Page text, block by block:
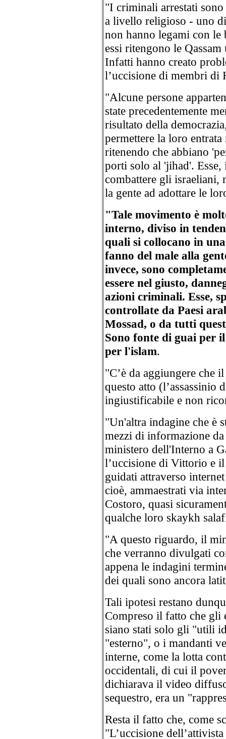
"I criminali arrestati
a livello religioso - uno
non hanno legami con le
essi ritengono le
Infatti hanno creato
l’uccisione di membri di
"Alcune persone
state precedentemente
risultato della
permettere la loro
ritenendo che abbiano
porti solo al 'jihad'.
combattere gli israeliani,
la gente ad adottare le
"Tale movimento è
interno, diviso in
quali si collocano in
fanno del male alla
invece, sono
essere nel giusto,
azioni criminali. Esse,
controllate da Paesi
Mossad, o da tutti
Sono fonte di guai per
per l'islam.
"C’è da aggiungere che
questo atto
ingiustificabile e non
"Un'altra indagine che è
mezzi di informazione da
ministero dell'Interno a
l’uccisione di Vittorio e
guidati attraverso
cioè, ammaestrati via
Costoro, quasi
qualche loro skaykh
"A questo riguardo, il
che verranno divulgati
appena le indagini
dei quali sono ancora
Tali ipotesi restano
Compreso il fatto che gli
siano stati solo gli "utili
"esterno", o i mandanti
interne, come la lotta
occidentali, di cui il
dichiarava il video
sequestro, era un
Resta il fatto che, come
"L’uccisione